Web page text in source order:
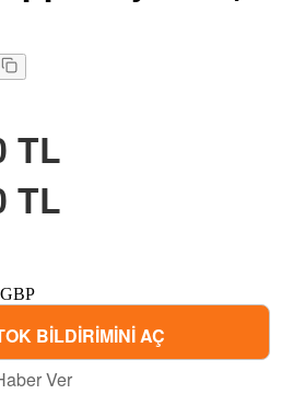
TL
TL
GBP
BİLDİRİMİNİ AÇ
Ver